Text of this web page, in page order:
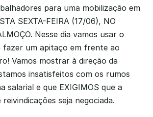
para uma mobilização em
SEXTA-FEIRA (17/06), NO
Nesse dia vamos usar o
fazer um apitaço em frente ao
Vamos mostrar à direção da
insatisfeitos com os rumos
salarial e que EXIGIMOS que a
seja negociada.